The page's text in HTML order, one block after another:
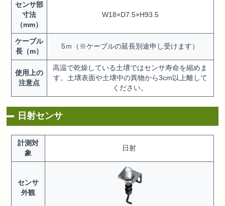
センサ部
寸法
（mm）
W18×D7.5×H93.5
ケーブル
長（m）
5ｍ（※ケーブルの延長別途申し受けます）
使用上の
注意点
高温で乾燥している土壌ではセンサ寿命を縮めま
す。土壌表面や土壌中の異物から3cm以上離して
ください。
日射センサ
計測対
象
日射
センサ
外観